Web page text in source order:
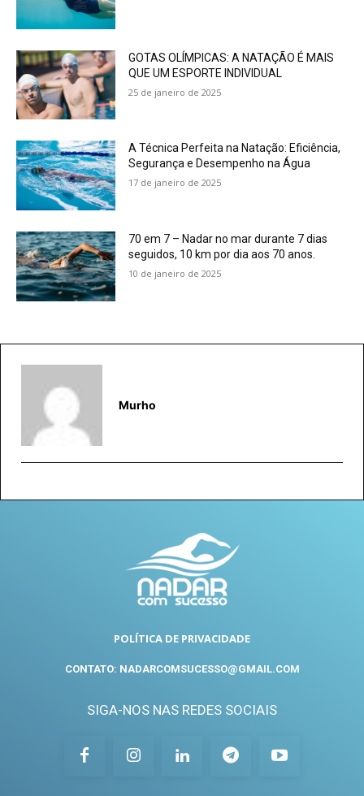
GOTAS OLÍMPICAS: A NATAÇÃO É MAIS
QUE UM ESPORTE INDIVIDUAL
25 de janeiro de 2025
A Técnica Perfeita na Natação: Eficiência,
Segurança e Desempenho na Água
17 de janeiro de 2025
70 em 7 – Nadar no mar durante 7 dias
seguidos, 10 km por dia aos 70 anos.
10 de janeiro de 2025
Murho
POLÍTICA DE PRIVACIDADE
CONTATO: NADARCOMSUCESSO@GMAIL.COM
SIGA-NOS NAS REDES SOCIAIS